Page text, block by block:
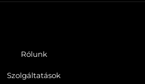
Rólunk
Szolgáltatások